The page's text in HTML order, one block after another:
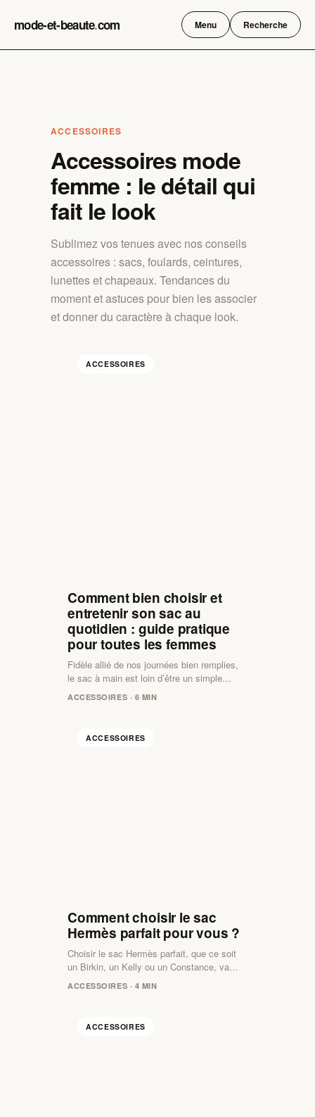
mode-et-beaute.com Menu Recherche
ACCESSOIRES
Accessoires mode
femme : le détail qui
fait le look
Sublimez vos tenues avec nos conseils
accessoires : sacs, foulards, ceintures,
lunettes et chapeaux. Tendances du
moment et astuces pour bien les associer
et donner du caractère à chaque look.
ACCESSOIRES
Comment bien choisir et
entretenir son sac au
quotidien : guide pratique
pour toutes les femmes
Fidèle allié de nos journées bien remplies,
le sac à main est loin d’être un simple…
ACCESSOIRES · 6 MIN
ACCESSOIRES
Comment choisir le sac
Hermès parfait pour vous ?
Choisir le sac Hermès parfait, que ce soit
un Birkin, un Kelly ou un Constance, va…
ACCESSOIRES · 4 MIN
ACCESSOIRES